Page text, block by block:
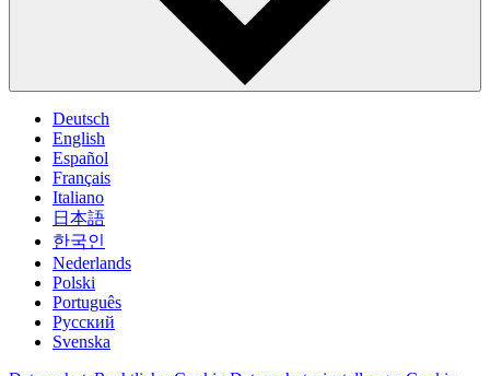
Deutsch
English
Español
Français
Italiano
日本語
한국인
Nederlands
Polski
Português
Pусский
Svenska